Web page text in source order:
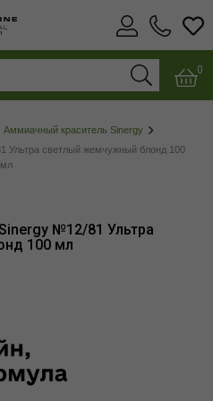
0
Аммиачный краситель Sinergy
Ультра светлый жемчужный блонд 100
мл
№12/81 Ультра
100 мл